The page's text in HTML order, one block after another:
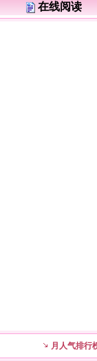
在线阅读
月人气排行